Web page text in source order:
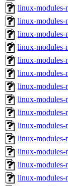
linux-modules-
linux-modules-
linux-modules-
linux-modules-
linux-modules-
linux-modules-
linux-modules-
linux-modules-
linux-modules-
linux-modules-
linux-modules-
linux-modules-
linux-modules-
linux-modules-